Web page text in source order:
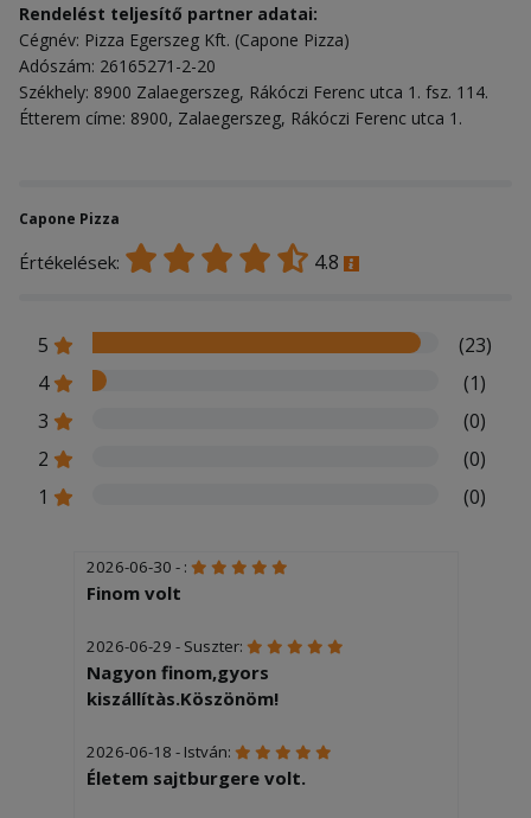
Rendelést teljesítő partner adatai:
Cégnév: Pizza Egerszeg Kft. (Capone Pizza)
Adószám: 26165271-2-20
Székhely: 8900 Zalaegerszeg, Rákóczi Ferenc utca 1. fsz. 114.
Étterem címe: 8900, Zalaegerszeg, Rákóczi Ferenc utca 1.
Capone Pizza
Értékelések: 4.8
5
(23)
4
(1)
3
(0)
2
(0)
1
(0)
2026-06-30 - :
Finom volt
2026-06-29 - Suszter:
Nagyon finom,gyors
kiszállítàs.Köszönöm!
2026-06-18 - István:
Életem sajtburgere volt.